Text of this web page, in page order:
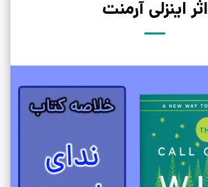
اثر اینزلی آرمنت